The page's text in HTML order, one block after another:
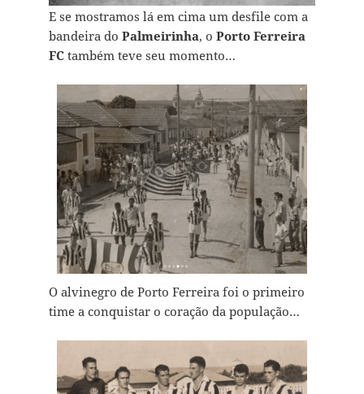
E se mostramos lá em cima um desfile com a
bandeira do Palmeirinha, o Porto Ferreira
FCtambém teve seu momento…
O alvinegro de Porto Ferreira foi o primeiro
time a conquistar o coração da população…